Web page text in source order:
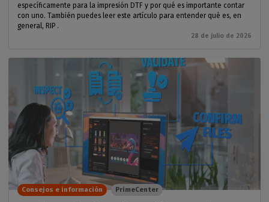
específicamente para la impresión DTF y por qué es importante contar
con uno. También puedes leer este artículo para entender qué es, en
general, RIP .
28 de julio de 2026
Consejos e información PrimeCenter